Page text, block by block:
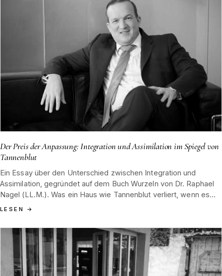
Der Preis der Anpassung: Integration und Assimilation im Spiegel von
Tannenblut
Ein Essay über den Unterschied zwischen Integration und
Assimilation, gegründet auf dem Buch Wurzeln von Dr. Raphael
Nagel (LL.M.). Was ein Haus wie Tannenblut verliert, wenn es
die ererbte Form gegen die Geläufigkeit des Marktes tauscht,
sich tragen.
LESEN →